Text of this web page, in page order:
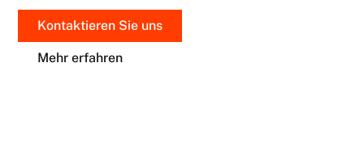
Kontaktieren Sie uns
Mehr erfahren